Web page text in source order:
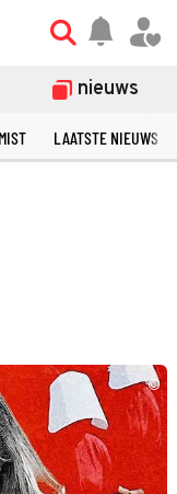
nieuws
LAATSTE NIEUWS
©